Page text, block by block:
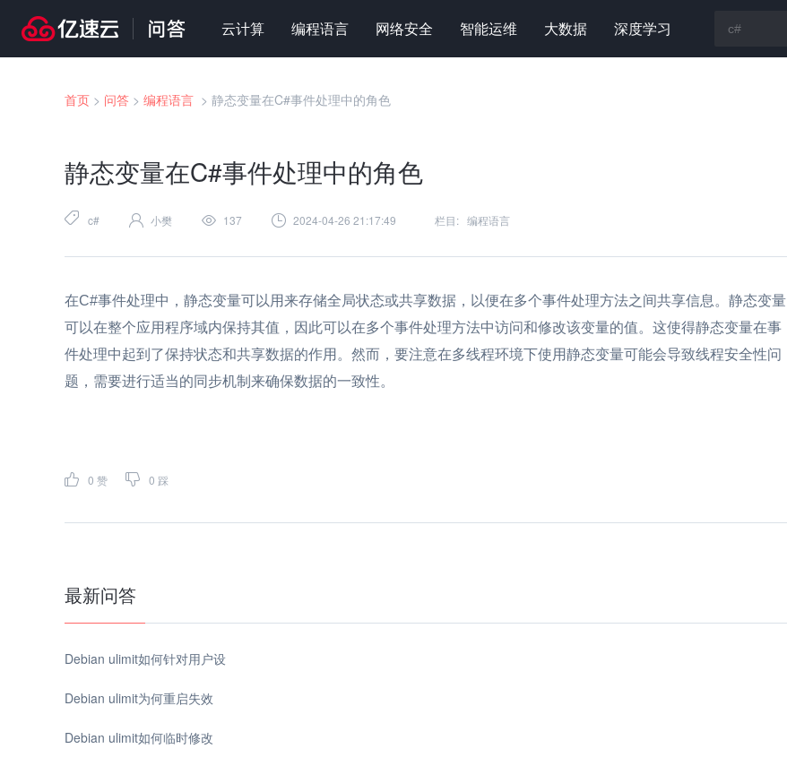
云计算 编程语言 网络安全 智能运维 大数据 深度学习
首页 > 问答 > 编程语言 > 静态变量在C#事件处理中的角色
静态变量在C#事件处理中的角色
c# 小樊 137 2024-04-26 21:17:49 栏目: 编程语言
在C#事件处理中，静态变量可以用来存储全局状态或共享数据，以便在多个事件处理方法之间共享信息。静态变量
可以在整个应用程序域内保持其值，因此可以在多个事件处理方法中访问和修改该变量的值。这使得静态变量在事
件处理中起到了保持状态和共享数据的作用。然而，要注意在多线程环境下使用静态变量可能会导致线程安全性问
题，需要进行适当的同步机制来确保数据的一致性。
0 赞 0 踩
最新问答
Debian ulimit如何针对用户设
Debian ulimit为何重启失效
Debian ulimit如何临时修改